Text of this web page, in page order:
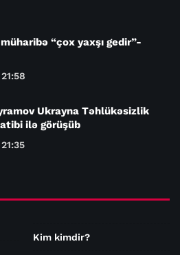
“çox yaxşı gedir”-
Ukrayna Təhlükəsizlik
ilə görüşüb
Kim kimdir?